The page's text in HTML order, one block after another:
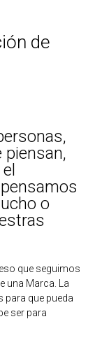
de
o
que seguimos
una Marca. La
que pueda
ser para